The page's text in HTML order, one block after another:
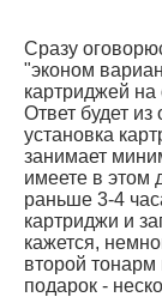
Сразу
"эконом
картриджей
Ответ будет из
установка
занимает
имеете в этом
раньше 3-4
картриджи и
кажется,
второй
подарок -